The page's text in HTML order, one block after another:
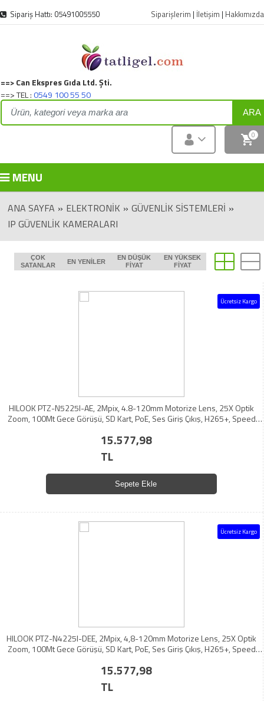
Sipariş Hattı: 05491005550 Siparişlerim | İletişim | Hakkımızda
Can Ekspres Gıda Ltd. Şti.
TEL :0549 100 55 50
ARA
0
MENU
ANA SAYFA » ELEKTRONIK » GÜVENLİK SİSTEMLERİ »
IP GÜVENLİK KAMERALARI
ÇOK
SATANLAR
EN YENILER
EN DÜŞÜK
FIYAT
EN YÜKSEK
FIYAT
Ücretsiz Kargo
HILOOK PTZ-N5225I-AE, 2Mpix, 4.8-120mm Motorize Lens, 25X Optik
Zoom, 100Mt Gece Görüşü, SD Kart, PoE, Ses Giriş Çıkış, H265+, Speed
15.577,98
TL
Sepete Ekle
Ücretsiz Kargo
HILOOK PTZ-N4225I-DEE, 2Mpix, 4,8-120mm Motorize Lens, 25X Optik
Zoom, 100Mt Gece Görüşü, SD Kart, PoE, Ses Giriş Çıkış, H265+, Speed
15.577,98
TL